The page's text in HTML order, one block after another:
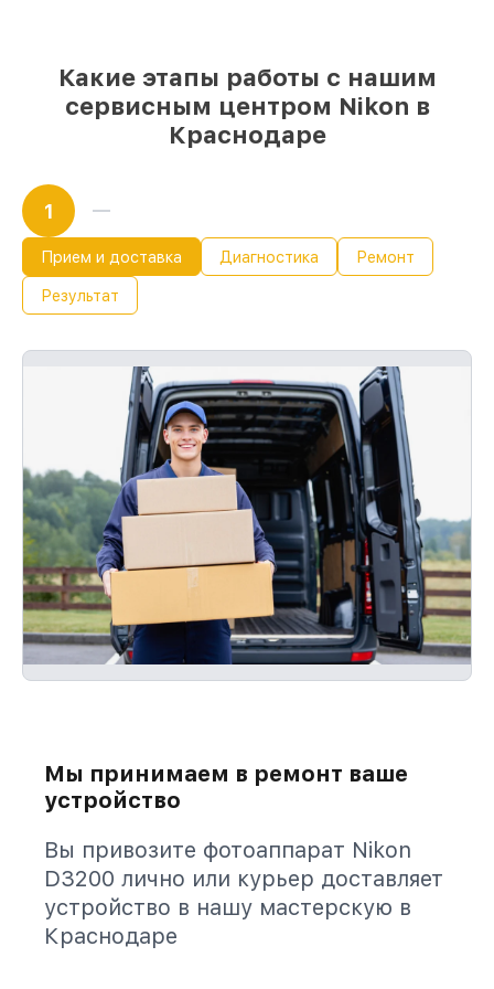
Какие этапы работы с нашим
сервисным центром Nikon в
Краснодаре
1
Прием и доставка Диагностика Ремонт
Результат
Мы принимаем в ремонт ваше
устройство
Вы привозите фотоаппарат Nikon
D3200 лично или курьер доставляет
устройство в нашу мастерскую в
Краснодаре